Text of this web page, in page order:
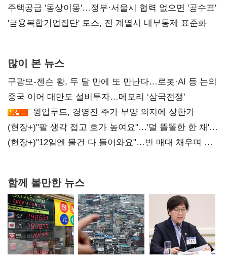
진실 밝혀야"
주택공급 '동상이몽'…정부·서울시 협력 없으면 '공수표'
'금융복합기업집단' 토스, 전 계열사 내부통제 표준화
많이 본 뉴스
구광모-젠슨 황, 두 달 만에 또 만난다…로봇·AI 등 논의
중국 이어 대만도 설비투자…메모리 ‘삼국전쟁’
윙입푸드, 경영진 주가 부양 의지에 상한가
(현장+)"팔 생각 접고 호가 높여요"…'덜 똘똘한 한 채'
20억 키맞추기
(현장+)"12일엔 물건 다 들어와요"…빈 매대 채우며 문
함께 볼만한 뉴스